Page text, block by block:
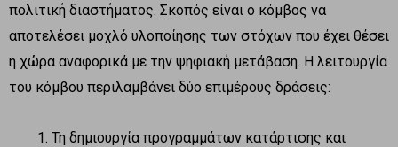
πολιτική διαστήματος. Σκοπός είναι ο κόμβος να
αποτελέσει μοχλό υλοποίησης των στόχων που έχει θέσει
η χώρα αναφορικά με την ψηφιακή μετάβαση. Η λειτουργία
του κόμβου περιλαμβάνει δύο επιμέρους δράσεις:
Τη δημιουργία προγραμμάτων κατάρτισης και